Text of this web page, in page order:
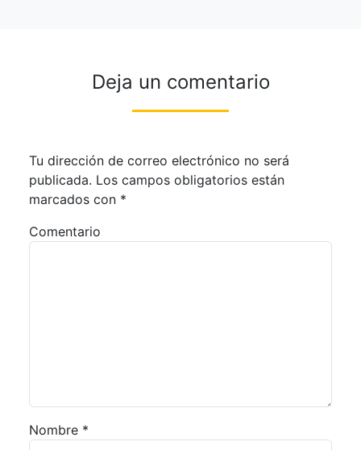
Deja un comentario
Tu dirección de correo electrónico no será
publicada. Los campos obligatorios están
marcados con *
Comentario
Nombre *